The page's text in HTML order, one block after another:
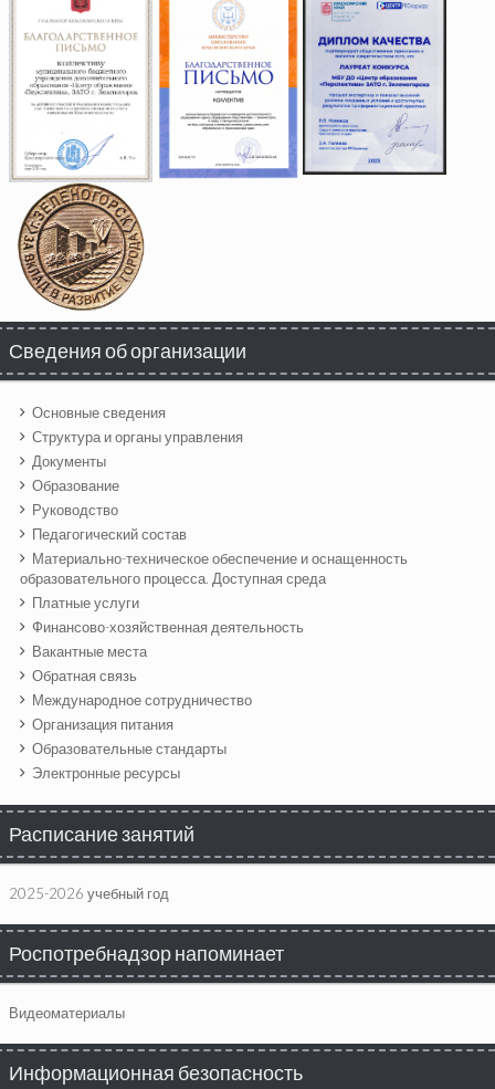
Сведения об организации
Основные сведения
Структура и органы управления
Документы
Образование
Руководство
Педагогический состав
Материально-техническое обеспечение и оснащенность
образовательного процесса. Доступная среда
Платные услуги
Финансово-хозяйственная деятельность
Вакантные места
Обратная связь
Международное сотрудничество
Организация питания
Образовательные стандарты
Электронные ресурсы
Расписание занятий
2025-2026 учебный год
Роспотребнадзор напоминает
Видеоматериалы
Информационная безопасность